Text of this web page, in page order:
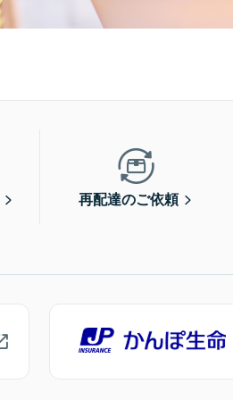
再配達のご依頼